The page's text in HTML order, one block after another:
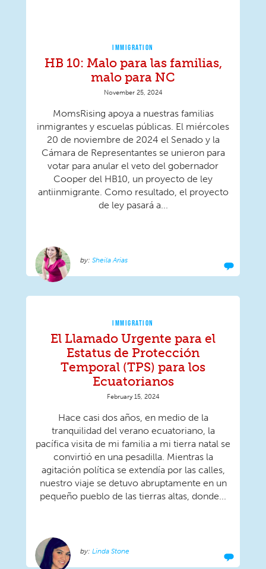
IMMIGRATION
HB 10: Malo para las familias,
malo para NC
November 25, 2024
MomsRising apoya a nuestras familias
inmigrantes y escuelas públicas. El miércoles
20 de noviembre de 2024 el Senado y la
Cámara de Representantes se unieron para
votar para anular el veto del gobernador
Cooper del HB10, un proyecto de ley
antiinmigrante. Como resultado, el proyecto
de ley pasará a...
Sheila Arias
IMMIGRATION
El Llamado Urgente para el
Estatus de Protección
Temporal (TPS) para los
Ecuatorianos
February 15, 2024
Hace casi dos años, en medio de la
tranquilidad del verano ecuatoriano, la
pacífica visita de mi familia a mi tierra natal se
convirtió en una pesadilla. Mientras la
agitación política se extendía por las calles,
nuestro viaje se detuvo abruptamente en un
pequeño pueblo de las tierras altas, donde...
Linda Stone